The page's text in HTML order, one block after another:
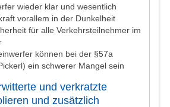
wieder klar und wesentlich
vorallem in der Dunkelheit
für alle Verkehrsteilnehmer im
können bei der §57a
ein schwerer Mangel sein
und verkratzte
und zusätzlich